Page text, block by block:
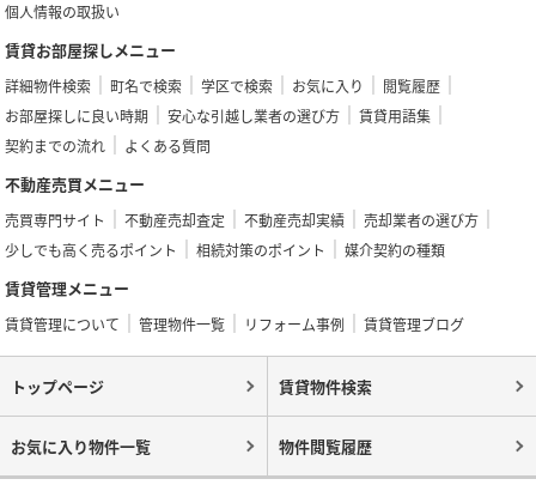
個人情報の取扱い
賃貸お部屋探しメニュー
詳細物件検索 町名で検索 学区で検索 お気に入り
閲覧履歴
お部屋探しに良い時期
安心な引越し業者の選び方
賃貸用語集
契約までの流れ
よくある質問
不動産売買メニュー
売買専門サイト 不動産売却査定 不動産売却実績
売却業者の選び方
少しでも高く売るポイント
相続対策のポイント 媒介契約の種類
賃貸管理メニュー
賃貸管理について 管理物件一覧 リフォーム事例 賃貸管理ブログ
トップページ 賃貸物件検索
お気に入り物件一覧 物件閲覧履歴